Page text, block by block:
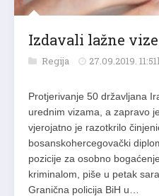
Izdavali lažne
Regija 27.09.2019.
Protjerivanje 50 državljana
urednim vizama, a zapravo
vjerojatno je razotkrilo
bosanskohercegovački
pozicije za osobno
kriminalom, piše u petak
Granična policija BiH u…